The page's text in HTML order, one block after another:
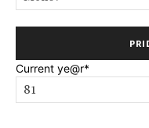
Current ye@r*